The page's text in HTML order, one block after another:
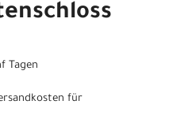
Tagen
für